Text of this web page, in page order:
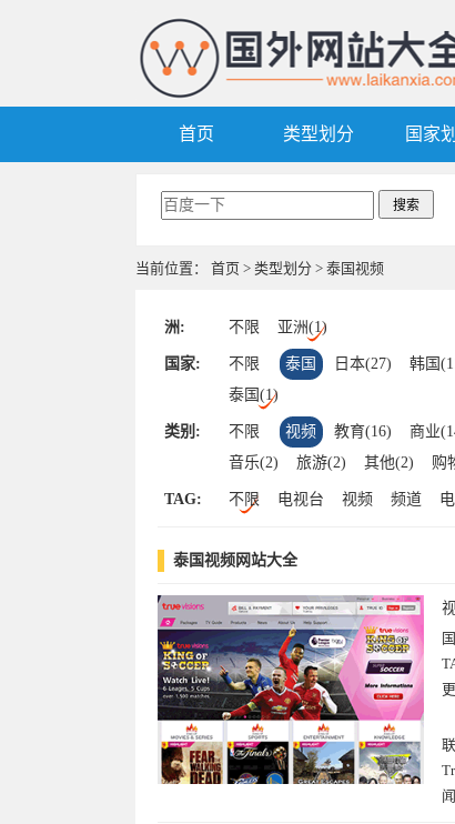
首页 类型划分 国家
当前位置： 首页 > 类型划分 > 泰国视频
洲: 不限 亚洲(1)
国家: 不限 泰国 日本(27) 韩国
泰国(1)
类别: 不限 视频 教育(16) 商业
音乐(2)
旅游(2) 其他(2) 购
房产(1)
组织(1) 健康(1)
TAG: 不限 电视台 视频 频道
泰国视频网站大全